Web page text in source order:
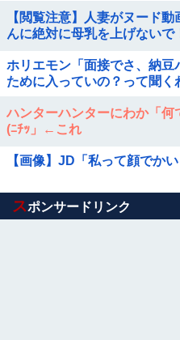
【閲覧注意】人妻がヌード
んに絶対に母乳を上げないで
ホリエモン「面接でさ、納
ために入っていの？って聞く
ハンターハンターにわか「
(ﾆﾁｯ」←これ
【画像】JD「私って顔でかい
Powered by livedoor 相互RSS
スポンサードリンク